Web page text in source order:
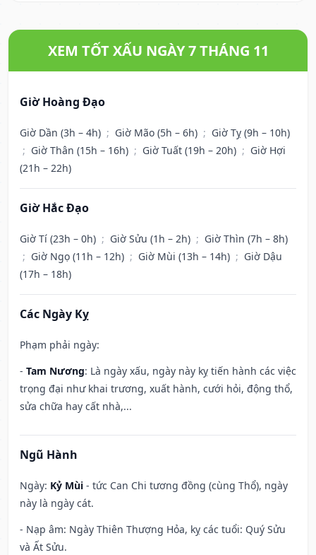
XEM TỐT XẤU NGÀY 7 THÁNG 11
Giờ Hoàng Đạo
Giờ Dần (3h – 4h) ; Giờ Mão (5h – 6h) ; Giờ Tỵ (9h – 10h)
; Giờ Thân (15h – 16h) ; Giờ Tuất (19h – 20h) ; Giờ Hợi
(21h – 22h)
Giờ Hắc Đạo
Giờ Tí (23h – 0h) ; Giờ Sửu (1h – 2h) ; Giờ Thìn (7h – 8h)
; Giờ Ngọ (11h – 12h) ; Giờ Mùi (13h – 14h) ; Giờ Dậu
(17h – 18h)
Các Ngày Kỵ
Phạm phải ngày:
- Tam Nương: Là ngày xấu, ngày này kỵ tiến hành các việc
trọng đại như khai trương, xuất hành, cưới hỏi, động thổ,
sửa chữa hay cất nhà,...
Ngũ Hành
Ngày: Kỷ Mùi - tức Can Chi tương đồng (cùng Thổ), ngày
này là ngày cát.
- Nạp âm: Ngày Thiên Thượng Hỏa, kỵ các tuổi: Quý Sửu
và Ất Sửu.